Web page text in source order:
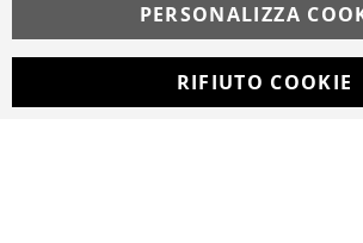
PERSONALIZZA
RIFIUTO COOKIE